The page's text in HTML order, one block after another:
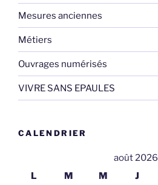
Mesures anciennes
Métiers
Ouvrages numérisés
VIVRE SANS EPAULES
CALENDRIER
août 2026
L
M M J